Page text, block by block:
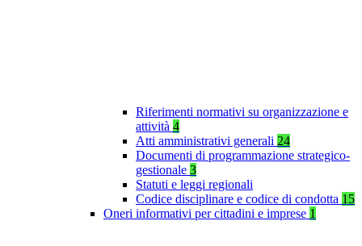
Riferimenti normativi su organizzazione e
attività 4
Atti amministrativi generali 24
Documenti di programmazione strategico-
gestionale 3
Statuti e leggi regionali
Codice disciplinare e codice di condotta 15
Oneri informativi per cittadini e imprese 1